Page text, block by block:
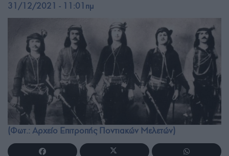
31/12/2021 - 11:01πμ
(Φωτ.: Αρχείο Επιτροπής Ποντιακών Μελετών)